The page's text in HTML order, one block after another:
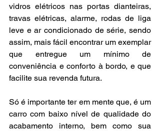
vidros elétricos nas portas dianteiras,
travas elétricas, alarme, rodas de liga
leve e ar condicionado de série, sendo
assim, mais fácil encontrar um exemplar
que entregue um mínimo de
conveniência e conforto à bordo, e que
facilite sua revenda futura.
Só é importante ter em mente que, é um
carro com baixo nível de qualidade do
acabamento interno, bem como sua